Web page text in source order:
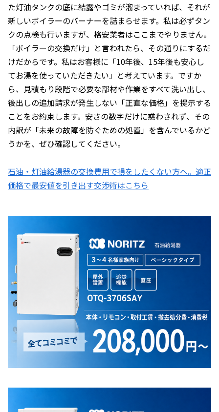
た灯油タンクの底に結露やゴミが溜まっていれば、それが
新しいボイラーのバーナーを詰まらせます。私は必ずタン
クの点検も行いますが、格安業者はここまでやりません。
「ボイラーの交換だけ」と言われたら、その通りにするだ
けだからです。私はお客様に「10年後、15年後も安心し
てお湯を使っていただきたい」と考えています。ですか
ら、見積もり段階で必要な部材や作業をすべて洗い出し、
後出しの追加請求が発生しない「正直な価格」を提示する
ことをお約束します。安さの数字だけに惑わされず、その
内訳が「未来の故障を防ぐための処置」を含んでいるかど
うかを、ぜひ確認してください。
石油・灯油給湯器の交換費用で損をしたくない方へ。適正
価格で最安値を引き出す交渉術はこちら